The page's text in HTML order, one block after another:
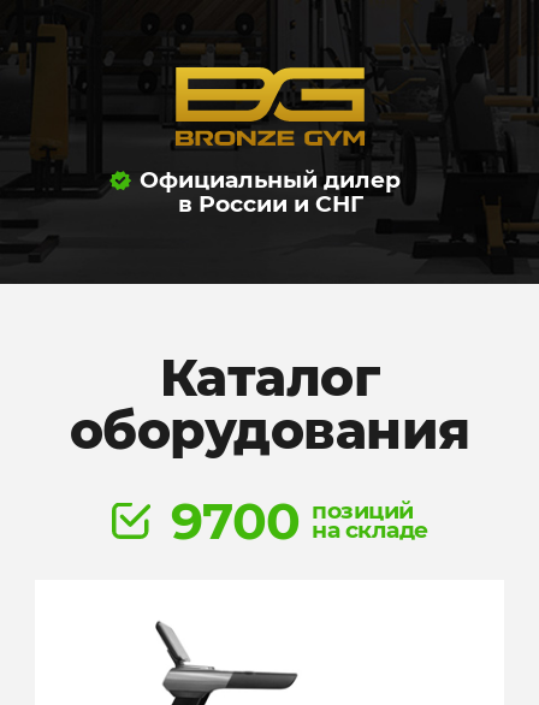
Официальный дилер
в России и СНГ
Каталог
оборудования
9700 позиций
на складе